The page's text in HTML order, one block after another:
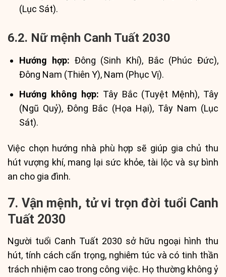
(Lục Sát).
6.2. Nữ mệnh Canh Tuất 2030
Hướng hợp: Đông (Sinh Khí), Bắc (Phúc Đức),
Đông Nam (Thiên Y), Nam (Phục Vị).
Hướng không hợp: Tây Bắc (Tuyệt Mệnh), Tây
(Ngũ Quỷ), Đông Bắc (Họa Hại), Tây Nam (Lục
Sát).
Việc chọn hướng nhà phù hợp sẽ giúp gia chủ thu
hút vượng khí, mang lại sức khỏe, tài lộc và sự bình
an cho gia đình.
7. Vận mệnh, tử vi trọn đời tuổi Canh
Tuất 2030
Người tuổi Canh Tuất 2030 sở hữu ngoại hình thu
hút, tính cách cẩn trọng, nghiêm túc và có tinh thần
trách nhiệm cao trong công việc. Họ thường không ỷ